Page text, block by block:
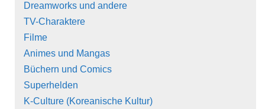
Dreamworks und andere
TV-Charaktere
Filme
Animes und Mangas
Büchern und Comics
Superhelden
K-Culture (Koreanische Kultur)